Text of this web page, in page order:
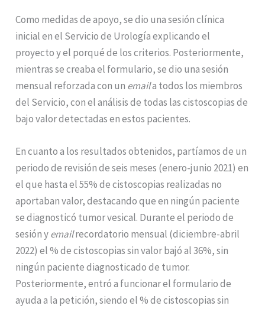
Como medidas de apoyo, se dio una sesión clínica
inicial en el Servicio de Urología explicando el
proyecto y el porqué de los criterios. Posteriormente,
mientras se creaba el formulario, se dio una sesión
mensual reforzada con un emaila todos los miembros
del Servicio, con el análisis de todas las cistoscopias de
bajo valor detectadas en estos pacientes.
En cuanto a los resultados obtenidos, partíamos de un
periodo de revisión de seis meses (enero-junio 2021) en
el que hasta el 55% de cistoscopias realizadas no
aportaban valor, destacando que en ningún paciente
se diagnosticó tumor vesical. Durante el periodo de
sesión yemailrecordatorio mensual (diciembre-abril
2022) el % de cistoscopias sin valor bajó al 36%, sin
ningún paciente diagnosticado de tumor.
Posteriormente, entró a funcionar el formulario de
ayuda a la petición, siendo el % de cistoscopias sin